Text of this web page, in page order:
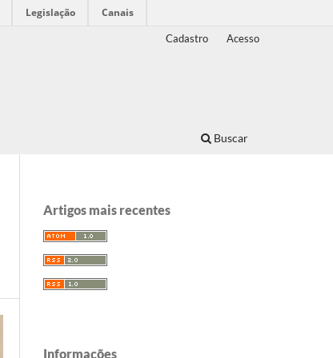
Legislação Canais
Buscar
Cadastro Acesso
Artigos mais recentes
Informações